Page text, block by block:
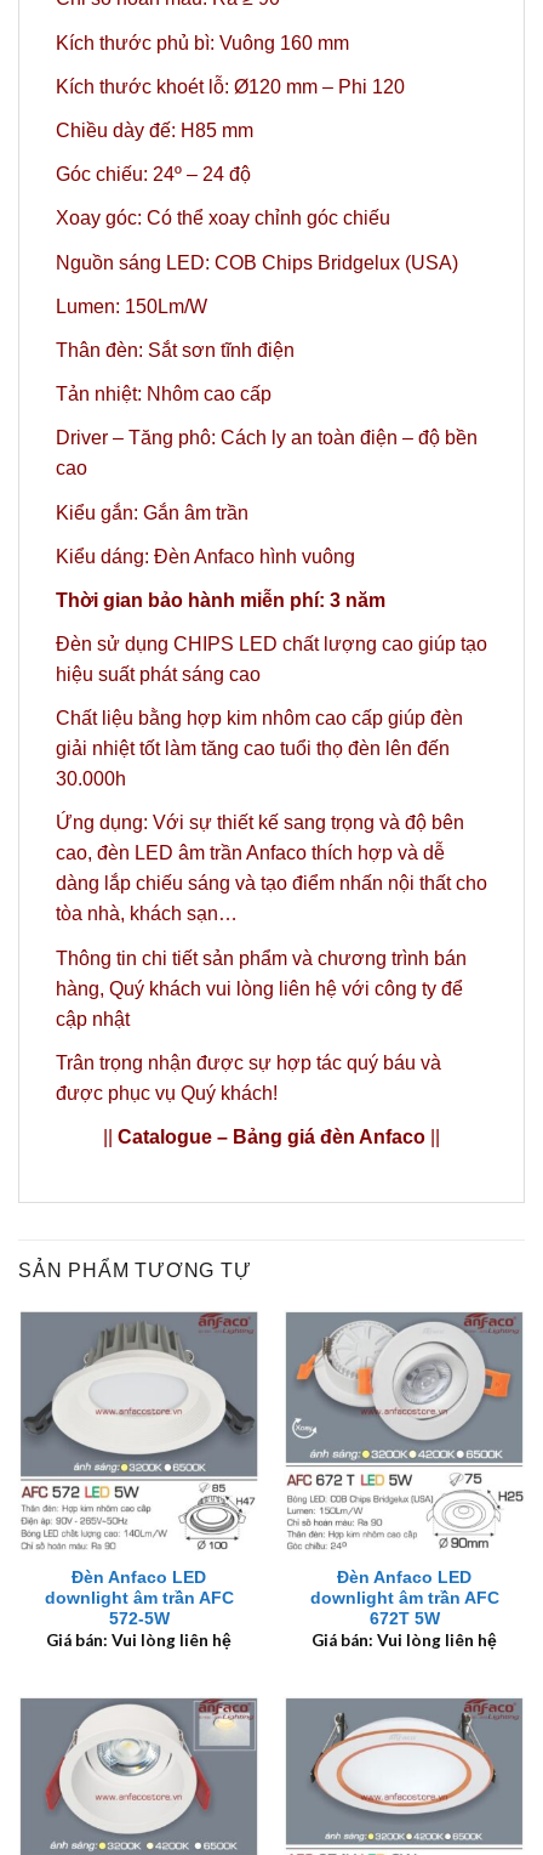
Kích thước phủ bì: Vuông 160 mm
Kích thước khoét lỗ: Ø120 mm – Phi 120
Chiều dày đế: H85 mm
Góc chiếu: 24º – 24 độ
Xoay góc: Có thể xoay chỉnh góc chiếu
Nguồn sáng LED: COB Chips Bridgelux (USA)
Lumen: 150Lm/W
Thân đèn: Sắt sơn tĩnh điện
Tản nhiệt: Nhôm cao cấp
Driver – Tăng phô: Cách ly an toàn điện – độ bền
cao
Kiểu gắn: Gắn âm trần
Kiểu dáng: Đèn Anfaco hình vuông
Thời gian bảo hành miễn phí: 3 năm
Đèn sử dụng CHIPS LED chất lượng cao giúp tạo
hiệu suất phát sáng cao
Chất liệu bằng hợp kim nhôm cao cấp giúp đèn
giải nhiệt tốt làm tăng cao tuổi thọ đèn lên đến
30.000h
Ứng dụng: Với sự thiết kế sang trọng và độ bên
cao, đèn LED âm trần Anfaco thích hợp và dễ
dàng lắp chiếu sáng và tạo điểm nhấn nội thất cho
tòa nhà, khách sạn…
Thông tin chi tiết sản phẩm và chương trình bán
hàng, Quý khách vui lòng liên hệ với công ty để
cập nhật
Trân trọng nhận được sự hợp tác quý báu và
được phục vụ Quý khách!
Catalogue – Bảng giá đèn Anfaco
SẢN PHẨM TƯƠNG TỰ
Đèn Anfaco LED
downlight âm trần AFC
572-5W
Giá bán: Vui lòng liên hệ
Đèn Anfaco LED
downlight âm trần AFC
672T 5W
Giá bán: Vui lòng liên hệ